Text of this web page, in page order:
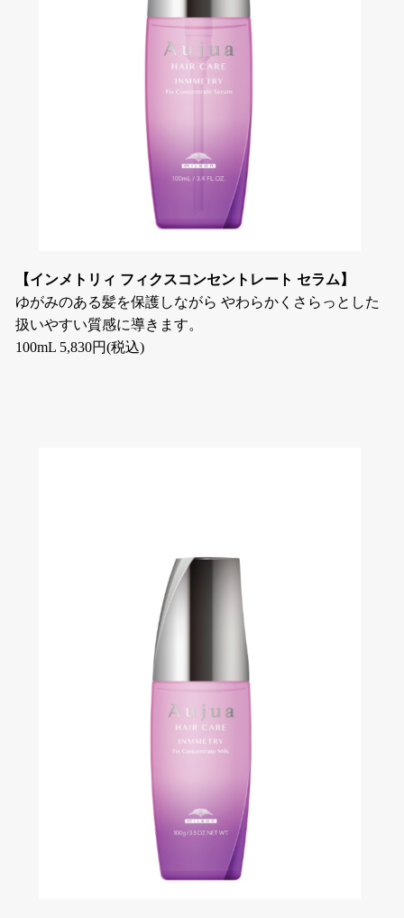
【インメトリィ フィクスコンセントレート セラム】
ゆがみのある髪を保護しながら やわらかくさらっとした
扱いやすい質感に導きます。
100mL 5,830円(税込)